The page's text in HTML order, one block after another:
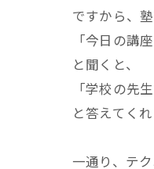
ですから、
「今日の講
と聞くと、
「学校の先
と答えてくれ
一通り、テ